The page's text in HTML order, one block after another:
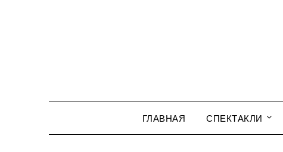
ГЛАВНАЯ СПЕКТАКЛИ